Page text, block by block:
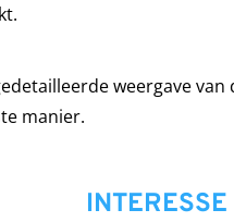
weergave
manier.